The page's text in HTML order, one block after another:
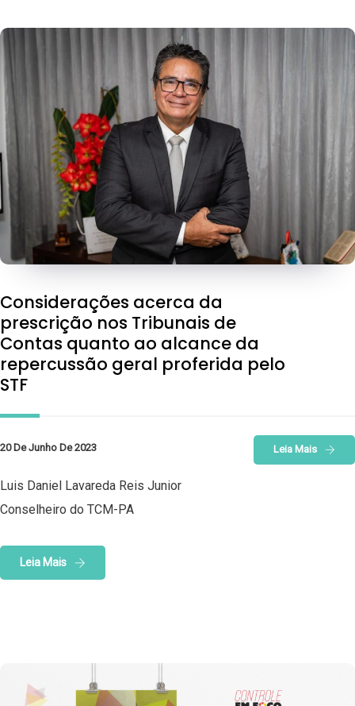
Considerações acerca da
prescrição nos Tribunais de
Contas quanto ao alcance da
repercussão geral proferida pelo
STF
20 De Junho De 2023 Leia Mais
Luis Daniel Lavareda Reis Junior
Conselheiro do TCM-PA
Leia Mais